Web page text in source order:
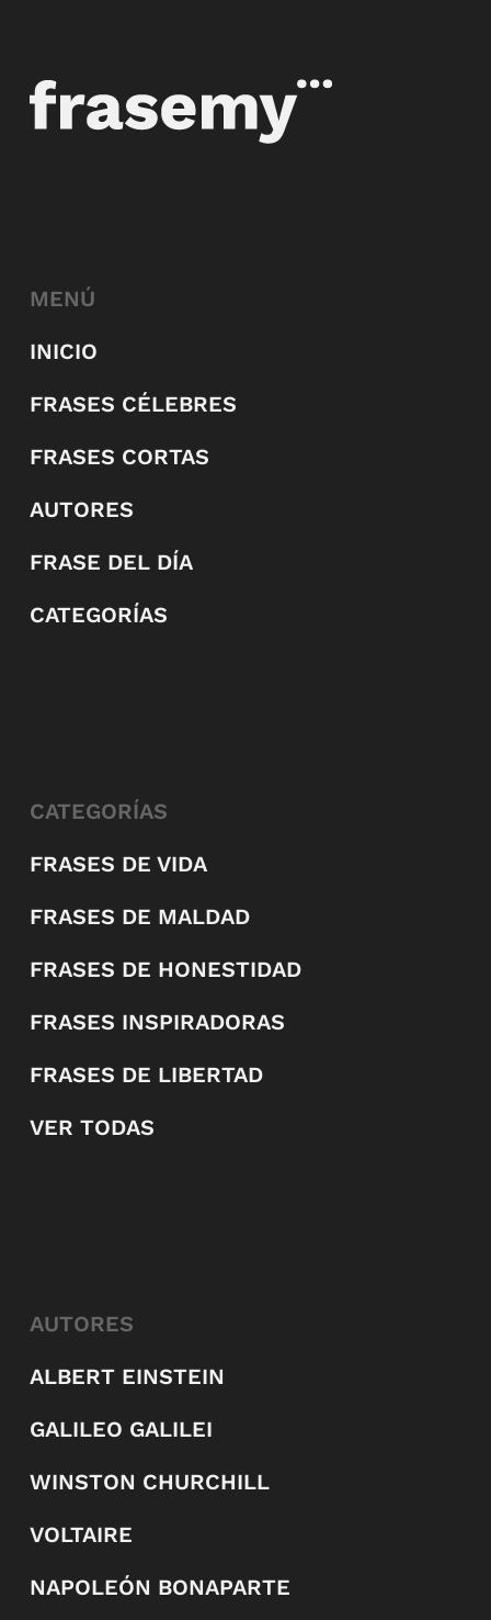
MENÚ
INICIO
FRASES CÉLEBRES
FRASES CORTAS
AUTORES
FRASE DEL DÍA
CATEGORÍAS
CATEGORÍAS
FRASES DE VIDA
FRASES DE MALDAD
FRASES DE HONESTIDAD
FRASES INSPIRADORAS
FRASES DE LIBERTAD
VER TODAS
AUTORES
ALBERT EINSTEIN
GALILEO GALILEI
WINSTON CHURCHILL
VOLTAIRE
NAPOLEÓN BONAPARTE